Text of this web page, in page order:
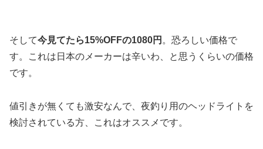
そして今見てたら15%OFFの1080円 。恐ろしい価格で
す。これは日本のメーカーは辛いわ、と思うくらいの価格
です。
値引きが無くても激安なんで、夜釣り用のヘッドライトを
検討されている方、これはオススメです。